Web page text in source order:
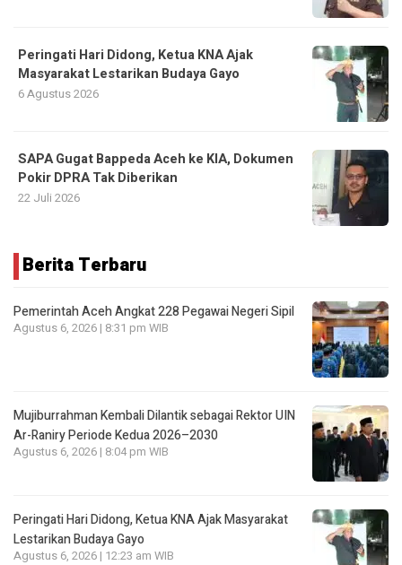
Peringati Hari Didong, Ketua KNA Ajak
Masyarakat Lestarikan Budaya Gayo
6 Agustus 2026
SAPA Gugat Bappeda Aceh ke KIA, Dokumen
Pokir DPRA Tak Diberikan
22 Juli 2026
Berita Terbaru
Pemerintah Aceh Angkat 228 Pegawai Negeri Sipil
Agustus 6, 2026 | 8:31 pm WIB
Mujiburrahman Kembali Dilantik sebagai Rektor UIN
Ar-Raniry Periode Kedua 2026–2030
Agustus 6, 2026 | 8:04 pm WIB
Peringati Hari Didong, Ketua KNA Ajak Masyarakat
Lestarikan Budaya Gayo
Agustus 6, 2026 | 12:23 am WIB